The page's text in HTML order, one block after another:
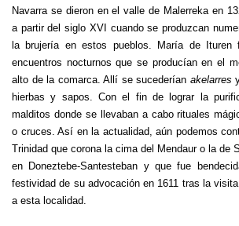
Navarra se dieron en el valle de Malerreka en
a partir del siglo XVI cuando se produzcan
la brujería en estos pueblos. María de
encuentros nocturnos que se producían en el
alto de la comarca. Allí se sucederían akelarres
hierbas y sapos. Con el fin de lograr la
malditos donde se llevaban a cabo rituales
o cruces. Así en la actualidad, aún podemos
Trinidad que corona la cima del Mendaur o la de
en Doneztebe-Santesteban y que fue
festividad de su advocación en 1611 tras la
a esta localidad.